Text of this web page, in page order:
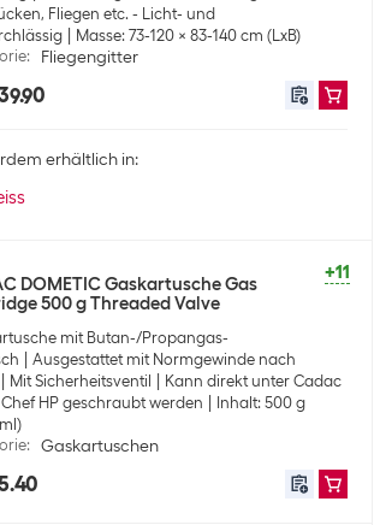
Fliegen etc. - Licht- und
Masse: 73-120 x 83-140 cm (LxB)
: Fliegengitter
erhältlich in:
+11
DOMETIC Gaskartusche Gas
500 g Threaded Valve
mit Butan-/Propangas-
Ausgestattet mit Normgewinde nach
Mit Sicherheitsventil
Kann direkt unter Cadac
HP geschraubt werden
Inhalt: 500 g
: Gaskartuschen